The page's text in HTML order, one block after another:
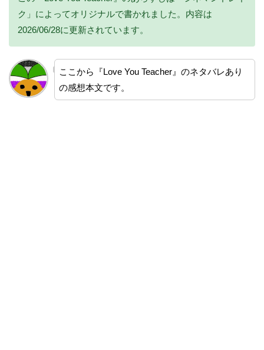
ク」によってオリジナルで書かれました。内容は
2026/06/28に更新されています。
ここから『Love You Teacher』のネタバレあり
の感想本文です。